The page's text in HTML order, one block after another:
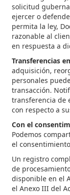
solicitud
ejercer o
permita la ley,
razonable al
en respuesta a
Transferencias
adquisición,
personales
transacción.
transferencia de
con respecto a
Con el
Podemos
el
Un registro
de
disponible en el
el Anexo III del